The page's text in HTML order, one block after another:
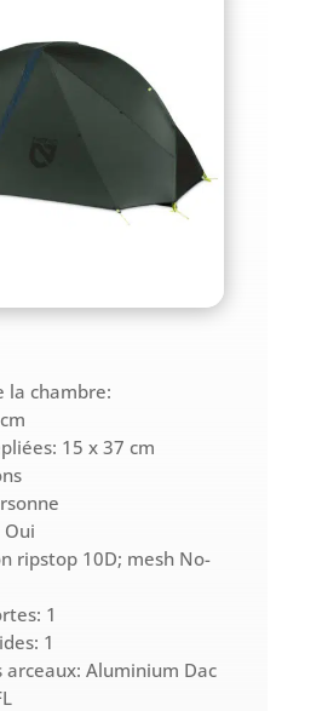
la chambre:
15 x 37 cm
ripstop 10D; mesh No-
1
1
arceaux: Aluminium Dac